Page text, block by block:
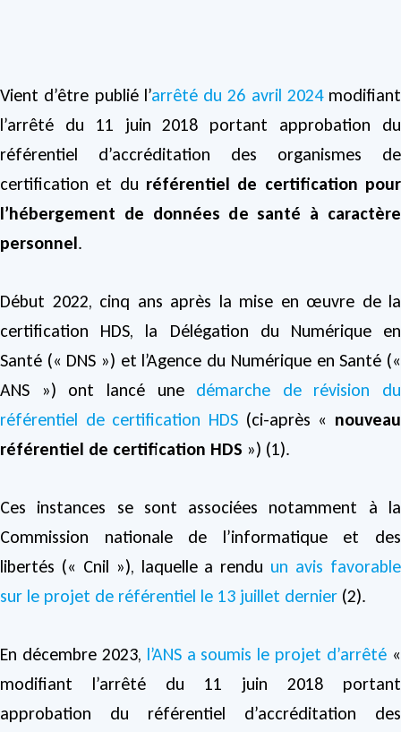
Vient d’être publié l’arrêté du 26 avril 2024modifiant
l’arrêté du 11 juin 2018 portant approbation du
référentiel d’accréditation des organismes de
certification et du référentiel de certification pour
l’hébergement de données de santé à caractère
personnel.
Début 2022, cinq ans après la mise en œuvre de la
certification HDS, la Délégation du Numérique en
Santé (« DNS ») et l’Agence du Numérique en Santé («
ANS ») ont lancé une démarche de révision du
référentiel de certification HDS (ci-après « nouveau
référentiel de certification HDS ») (1).
Ces instances se sont associées notamment à la
Commission nationale de l’informatique et des
libertés (« Cnil »), laquelle a rendu un avis favorable
sur le projet de référentiel le 13 juillet dernier (2).
En décembre 2023, l’ANS a soumis le projet d’arrêté «
modifiant l’arrêté du 11 juin 2018 portant
approbation du référentiel d’accréditation des